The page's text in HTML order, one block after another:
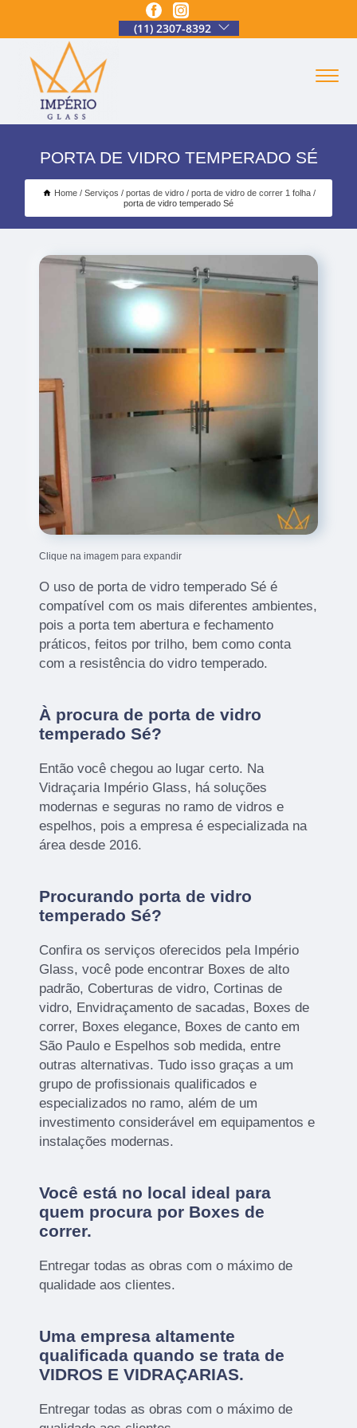
(11) 2307-8392
PORTA DE VIDRO TEMPERADO SÉ
Home Serviços portas de vidro
porta de vidro de correr 1 folha
porta de vidro temperado Sé
Clique na imagem para expandir
O uso de porta de vidro temperado Sé é
compatível com os mais diferentes ambientes,
pois a porta tem abertura e fechamento
práticos, feitos por trilho, bem como conta
com a resistência do vidro temperado.
À procura de porta de vidro
temperado Sé?
Então você chegou ao lugar certo. Na
Vidraçaria Império Glass, há soluções
modernas e seguras no ramo de vidros e
espelhos, pois a empresa é especializada na
área desde 2016.
Procurando porta de vidro
temperado Sé?
Confira os serviços oferecidos pela Império
Glass, você pode encontrar Boxes de alto
padrão, Coberturas de vidro, Cortinas de
vidro, Envidraçamento de sacadas, Boxes de
correr, Boxes elegance, Boxes de canto em
São Paulo e Espelhos sob medida, entre
outras alternativas. Tudo isso graças a um
grupo de profissionais qualificados e
especializados no ramo, além de um
investimento considerável em equipamentos e
instalações modernas.
Você está no local ideal para
quem procura por Boxes de
correr.
Entregar todas as obras com o máximo de
qualidade aos clientes.
Uma empresa altamente
qualificada quando se trata de
VIDROS E VIDRAÇARIAS.
Entregar todas as obras com o máximo de